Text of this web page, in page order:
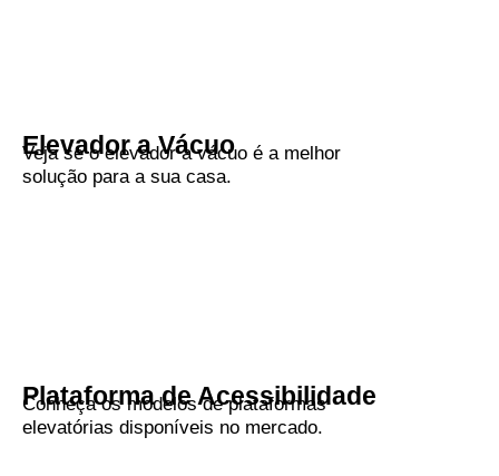
Elevador a Vácuo
Veja se o elevador a vácuo é a melhor
solução para a sua casa.
Plataforma de Acessibilidade
Conheça os modelos de plataformas
elevatórias disponíveis no mercado.